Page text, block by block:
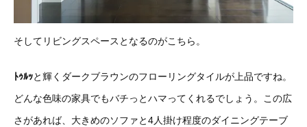
そしてリビングスペースとなるのがこちら。
ﾄｩﾙｯと輝くダークブラウンのフローリングタイルが上品ですね。
どんな色味の家具でもバチっとハマってくれるでしょう。この広
さがあれば、大きめのソファと4人掛け程度のダイニングテーブ